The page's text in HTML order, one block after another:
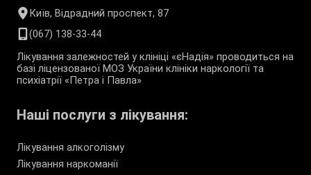
Київ, Відрадний проспект, 87
(067) 138-33-44
Лікування залежностей у клініці «єНадія» проводиться на
базі ліцензованої МОЗ України клініки наркології та
психіатрії «Петра і Павла»
Наші послуги з лікування:
Лікування алкоголізму
Лікування наркоманії